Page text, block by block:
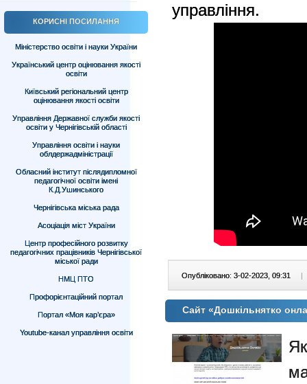
КОРИСНІ ПОСИЛАННЯ
Міністерство освіти і науки України
Український центр оцінювання якості
освіти
Київський регіональний центр
оцінювання якості освіти
Управління Державної служби якості
освіти у Чернігівській області
Управління освіти і науки
облдержадміністрації
Обласний інститут післядипломної
педагогічної освіти імені
К.Д.Ушинського
Чернігівська міська рада
Асоціація міст України
Центр професійного розвитку
педагогічних працівників Чернігівської
міської ради
НМЦ ПТО
Профорієнтаційний портал
Портал «Моя кар’єра»
Youtube-канал управління освіти
управління.
Опубліковано: 3-02-2023, 09:31 |
Cайт «Дошкільнятко